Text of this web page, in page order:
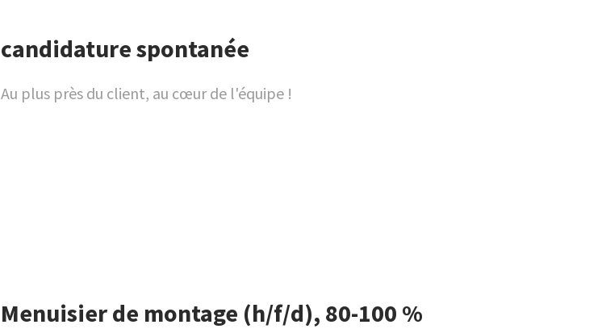
candidature spontanée
Au plus près du client, au cœur de l'équipe !
Menuisier de montage (h/f/d), 80-100 %